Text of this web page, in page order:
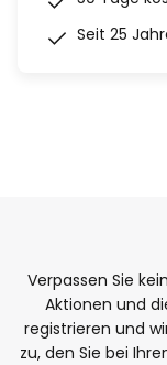
Seit 25
Verpassen Sie
Aktionen und
registrieren und
zu, den Sie bei